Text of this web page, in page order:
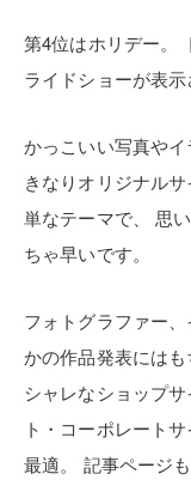
第4位はホリデー。
ライドショーが表示
かっこいい写真やイ
きなりオリジナル
単なテーマで、
思
ちゃ早いです。
フォトグラファー
かの作品発表にはも
シャレなショップサ
ト・コーポレート
最適。
記事ページ